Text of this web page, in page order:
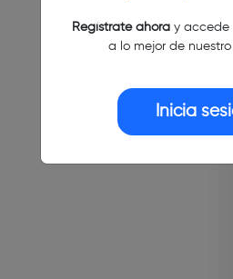
Regístrate ahoray accede
a lo mejor de
Inicia